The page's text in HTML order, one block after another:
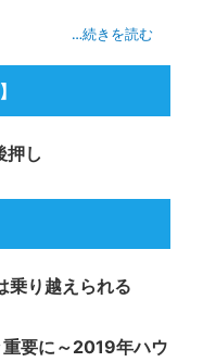
…続きを読む
】
押し
乗り越えられる
要に～2019年ハウ